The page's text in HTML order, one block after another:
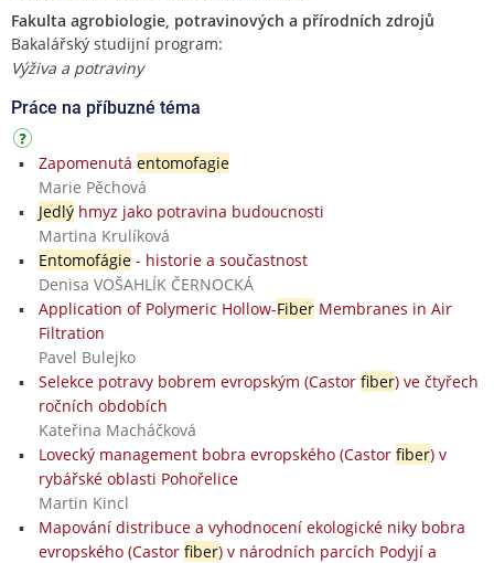
Fakulta agrobiologie, potravinových a přírodních zdrojů
Bakalářský studijní program:
Výživa a potraviny
Práce na příbuzné téma
Zapomenutá entomofagie
Marie Pěchová
Jedlýhmyz jako potravina budoucnosti
Martina Krulíková
Entomofágie- historie a součastnost
Denisa VOŠAHLÍK ČERNOCKÁ
Application of Polymeric Hollow-FiberMembranes in Air
Filtration
Pavel Bulejko
Selekce potravy bobrem evropským (Castor fiber) ve čtyřech
ročních obdobích
Kateřina Macháčková
Lovecký management bobra evropského (Castor fiber) v
rybářské oblasti Pohořelice
Martin Kincl
Mapování distribuce a vyhodnocení ekologické niky bobra
evropského (Castor fiber) v národních parcích Podyjí a